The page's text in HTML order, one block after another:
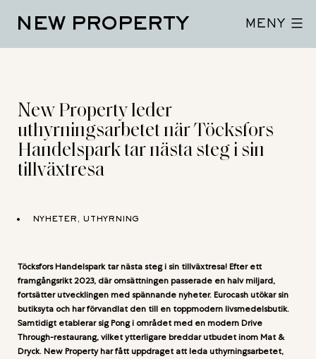
NEW PROPERTY MENY
New Property leder
uthyrningsarbetet när Töcksfors
Handelspark tar nästa steg i sin
tillväxtresa
NYHETER, UTHYRNING
Töcksfors Handelspark tar nästa steg i sin tillväxtresa! Efter ett
framgångsrikt 2023, där omsättningen passerade en halv miljard,
fortsätter utvecklingen med spännande nyheter. Eurocash utökar sin
butiksyta och har förvandlat den till en toppmodern livsmedelsbutik.
Samtidigt etablerar sig Pong i området med en modern Drive
Through-restaurang, vilket ytterligare breddar utbudet inom Mat &
Dryck. New Property har fått uppdraget att leda uthyrningsarbetet,